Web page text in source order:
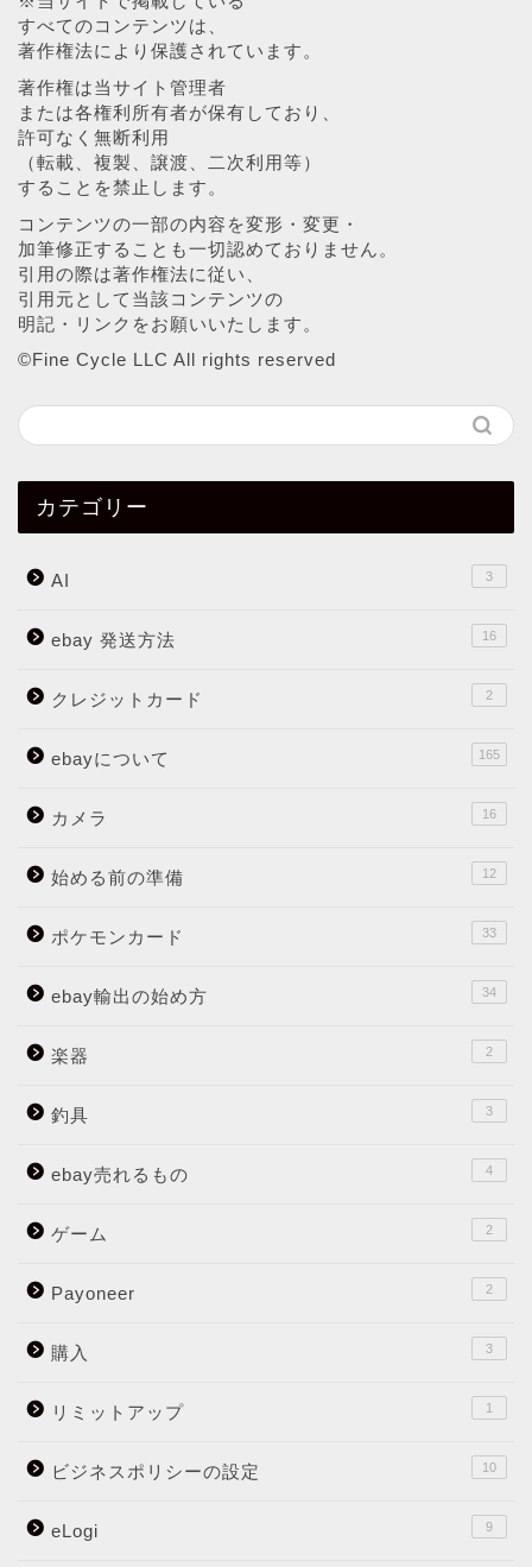
すべてのコンテンツは、
著作権法により保護されています。
著作権は当サイト管理者
または各権利所有者が保有しており、
許可なく無断利用
（転載、複製、譲渡、二次利用等）
することを禁止します。
コンテンツの一部の内容を変形・変更・
加筆修正することも一切認めておりません。
引用の際は著作権法に従い、
引用元として当該コンテンツの
明記・リンクをお願いいたします。
©︎Fine Cycle LLC All rights reserved
カテゴリー
AI 3
ebay 発送方法 16
クレジットカード 2
ebayについて 165
カメラ 16
始める前の準備 12
ポケモンカード 33
ebay輸出の始め方 34
楽器 2
釣具 3
ebay売れるもの 4
ゲーム 2
Payoneer 2
購入 3
リミットアップ 1
ビジネスポリシーの設定 10
eLogi 9